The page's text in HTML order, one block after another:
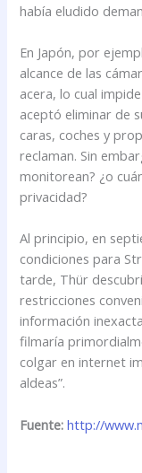
había eludido
En Japón, por
alcance de las
acera, lo cual
aceptó eliminar de
caras, coches y
reclaman. Sin
monitorean? ¿o
privacidad?
Al principio, en
condiciones para
tarde, Thür
restricciones
información
filmaría
colgar en internet
aldeas”.
Fuente:http://